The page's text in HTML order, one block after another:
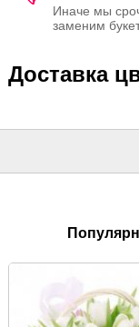
Иначе мы
заменим
Доставка